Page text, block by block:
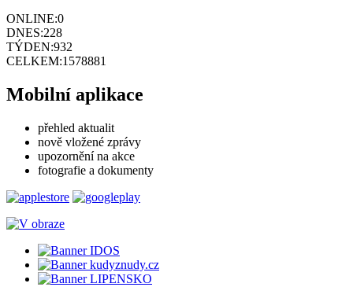
ONLINE:0
DNES:228
TÝDEN:932
CELKEM:1578881
Mobilní aplikace
přehled aktualit
nově vložené zprávy
upozornění na akce
fotografie a dokumenty